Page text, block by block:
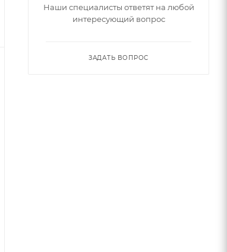
Наши специалисты ответят на любой
интересующий вопрос
ЗАДАТЬ ВОПРОС